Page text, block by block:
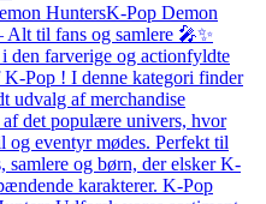
HuntersK-Pop Demon
Alt til fans og samlere 🎤✨
den farverige og actionfyldte
K-Pop ! I denne kategori finder
udvalg af merchandise
af det populære univers, hvor
og eventyr mødes. Perfekt til
samlere og børn, der elsker K-
karakterer. K-Pop